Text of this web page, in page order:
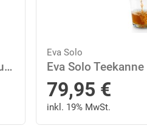
Eva Solo Kanne »Hellgrau 1 L«, 1 l
Eva Solo
79,95 €
inkl. 19% MwSt.